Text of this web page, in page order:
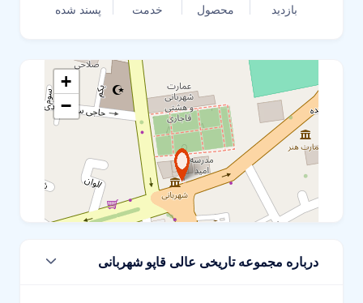
بازدید محصول خدمت پسند شده
+
−
درباره مجموعه تاریخی عالی قاپو شهربانی